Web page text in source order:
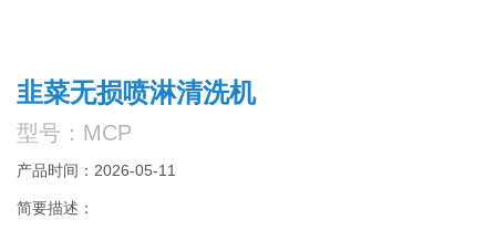
韭菜无损喷淋清洗机
型号：MCP
产品时间：2026-05-11
简要描述：